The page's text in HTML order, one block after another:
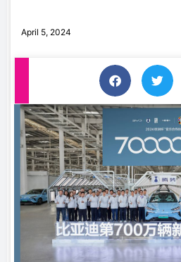
April 5, 2024